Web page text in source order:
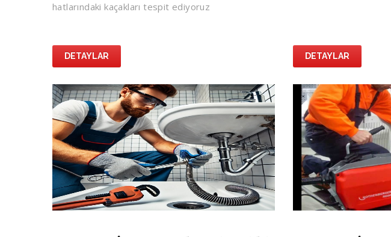
hatlarındaki kaçakları tespit ediyoruz
DETAYLAR DETAYLAR